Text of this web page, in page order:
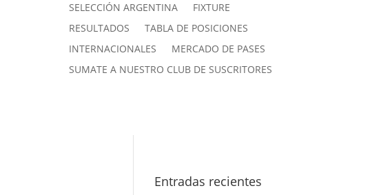
SELECCIÓN ARGENTINA
FIXTURE
RESULTADOS
TABLA DE POSICIONES
INTERNACIONALES
MERCADO DE PASES
SUMATE A NUESTRO CLUB DE SUSCRITORES
Entradas recientes